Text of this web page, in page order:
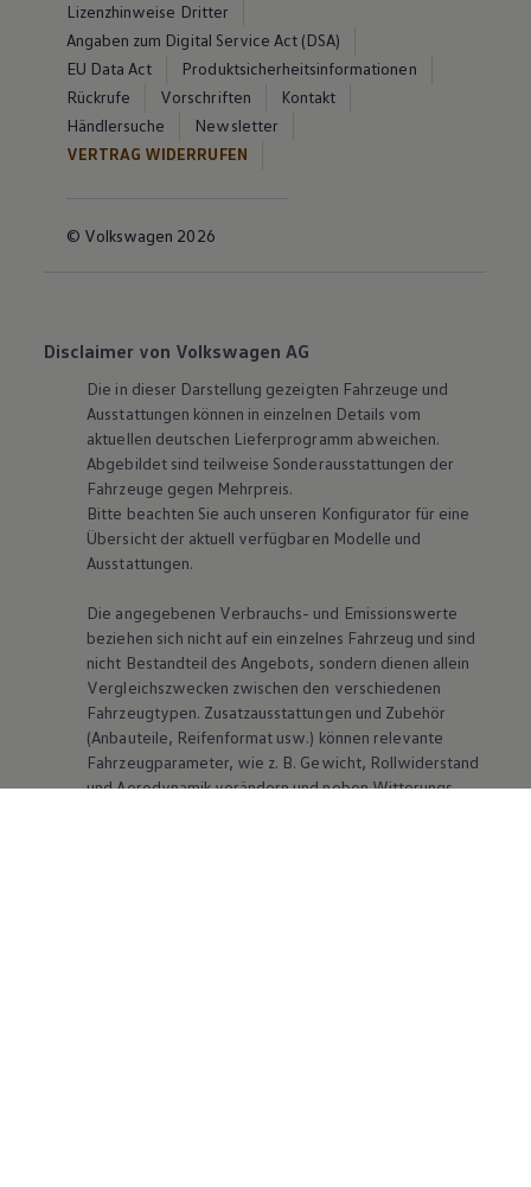
Lizenzhinweise Dritter
Angaben zum Digital Service Act (DSA)
EU Data Act
Produktsicherheitsinformationen
Rückrufe
Vorschriften
Kontakt
Händlersuche
Newsletter
VERTRAG WIDERRUFEN
© Volkswagen 2026
Disclaimer von Volkswagen AG
Die in dieser Darstellung gezeigten Fahrzeuge und
Ausstattungen können in einzelnen Details vom
aktuellen deutschen Lieferprogramm abweichen.
Abgebildet sind teilweise Sonderausstattungen der
Fahrzeuge gegen Mehrpreis.
Bitte beachten Sie auch unseren Konfigurator für eine
Übersicht der aktuell verfügbaren Modelle und
Ausstattungen.
Die angegebenen Verbrauchs- und Emissionswerte
beziehen sich nicht auf ein einzelnes Fahrzeug und sind
nicht Bestandteil des Angebots, sondern dienen allein
Vergleichszwecken zwischen den verschiedenen
Fahrzeugtypen. Zusatzausstattungen und Zubehör
(Anbauteile, Reifenformat usw.) können relevante
Fahrzeugparameter, wie z. B. Gewicht, Rollwiderstand
und Aerodynamik verändern und neben Witterungs-